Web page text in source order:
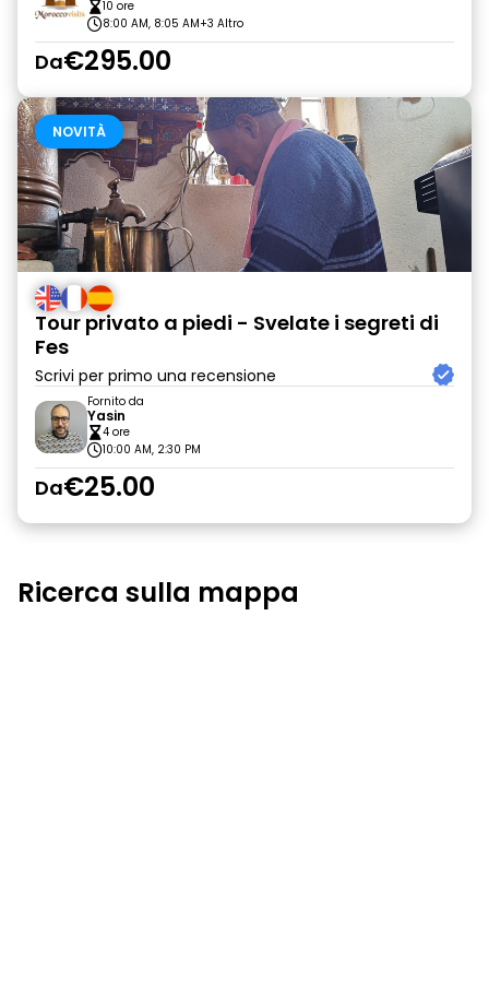
10 ore
8:00 AM, 8:05 AM+3 Altro
Da€295.00
NOVITÀ
Tour privato a piedi - Svelate i segreti di
Fes
Scrivi per primo una recensione
Fornito da
Yasin
4 ore
10:00 AM, 2:30 PM
Da€25.00
Ricerca sulla mappa